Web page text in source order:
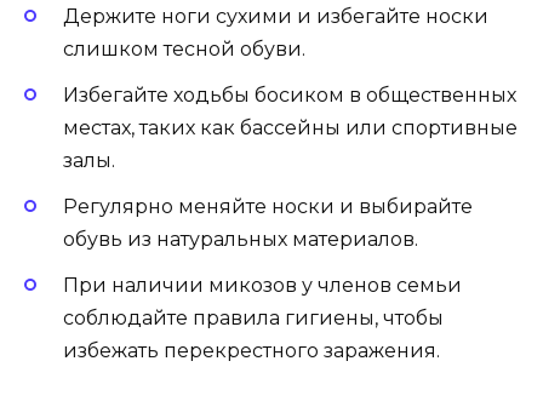
Держите ноги сухими и избегайте носки
слишком тесной обуви.
Избегайте ходьбы босиком в общественных
местах, таких как бассейны или спортивные
залы.
Регулярно меняйте носки и выбирайте
обувь из натуральных материалов.
При наличии микозов у членов семьи
соблюдайте правила гигиены, чтобы
избежать перекрестного заражения.